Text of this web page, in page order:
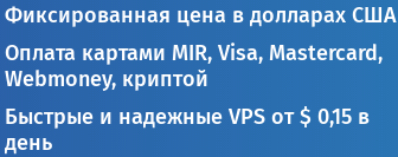
Фиксированная цена в долларах США
Оплата картами MIR, Visa, Mastercard,
Webmoney, криптой
Быстрые и надежные VPS от $ 0,15 в
день